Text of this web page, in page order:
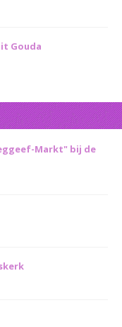
Gouda
Markt" bij de